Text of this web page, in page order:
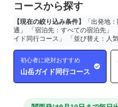
コースから探す
【現在の絞り込み条件】
「出発地
通」 「宿泊先：すべての宿泊先」
イド同行コース」 「並び替え：人気
初心者に絶対おすすめ
山岳ガイド同行コース